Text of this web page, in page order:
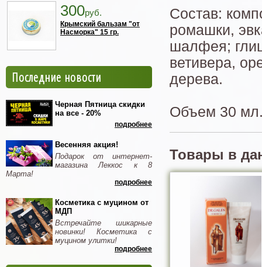
300руб.
Крымский бальзам "от
Насморка" 15 гр.
Последние новости
Черная Пятница скидки
на все - 20%
подробнее
Весенняя акция!
Подарок от интернет-
магазина Леккос к 8
Марта!
подробнее
Косметика с муцином от
МДП
Встречайте шикарные
новинки! Косметика с
муцином улитки!
подробнее
Состав:
ромашки,
шалфея;
ветивера,
дерева.
Объем 30
Товары в